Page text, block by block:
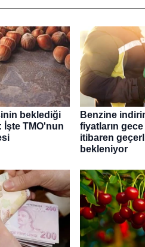
beklediği
İşte TMO'nun
Benzine
fiyatların gece
itibaren
bekleniyor